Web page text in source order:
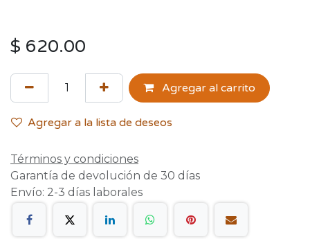
$ 620.00
Agregar al carrito
Agregar a la lista de deseos
Términos y condiciones
Garantía de devolución de 30 días
Envío: 2-3 días laborales